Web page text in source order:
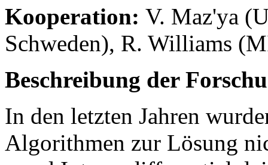
Kooperation: V. Maz'ya
Schweden), R. Williams
Beschreibung der
In den letzten Jahren
Algorithmen zur Lösung